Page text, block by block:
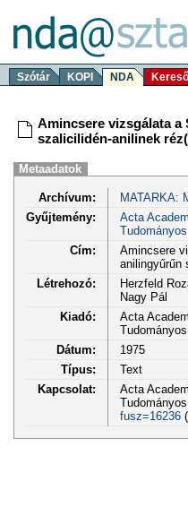
Szótár KOPI NDA Kereső
Amincsere vizsgálata
szalicilidén-anilinek
Metaadatok
Archívum:
MATARKA:
Gyűjtemény:
Acta
Cím:
Amincsere
anilingyűrűn
Létrehozó:
Herzfeld
Nagy Pál
Kiadó:
Acta
Dátum:
1975
Típus:
Text
Kapcsolat:
Acta
fusz=16236